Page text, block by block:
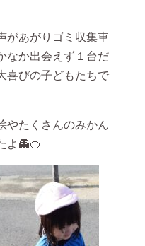
があがりゴミ収集車
なか出会えず１台だ
喜びの子どもたちで
やたくさんのみかん
よ👻🍊